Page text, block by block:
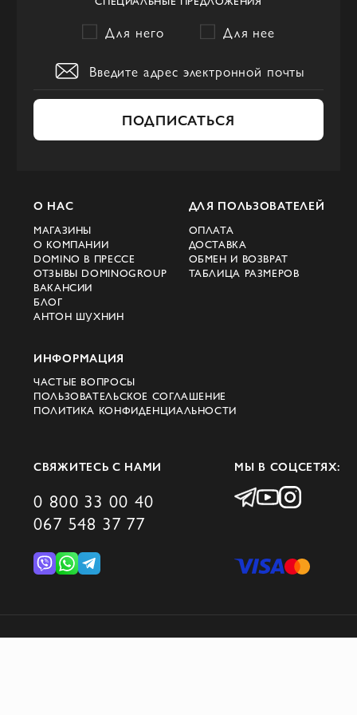
истинное воплощение роскоши и изыска
в мире мужской моды.
Для него Для нее
ПОДПИСАТЬСЯ
О НАС
МАГАЗИНЫ
О КОМПАНИИ
DOMINO В ПРЕССЕ
ОТЗЫВЫ DOMINOGROUP
ВАКАНСИИ
БЛОГ
АНТОН ШУХНИН
ДЛЯ ПОЛЬЗОВАТЕЛЕЙ
ОПЛАТА
ДОСТАВКА
ОБМЕН И ВОЗВРАТ
ТАБЛИЦА РАЗМЕРОВ
ИНФОРМАЦИЯ
ЧАСТЫЕ ВОПРОСЫ
ПОЛЬЗОВАТЕЛЬСКОЕ СОГЛАШЕНИЕ
ПОЛИТИКА КОНФИДЕНЦИАЛЬНОСТИ
СВЯЖИТЕСЬ С НАМИ
0 800 33 00 40
067 548 37 77
МЫ В СОЦСЕТЯХ:
© 2026 DOMINO GROUP